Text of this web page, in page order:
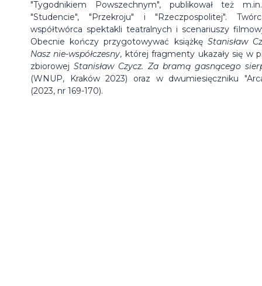
"Tygodnikiem Powszechnym", publikował też
"Studencie", "Przekroju" i "Rzeczpospolitej".
współtwórca spektakli teatralnych i scenariuszy
Obecnie kończy przygotowywać książkę Stanisław
Nasz nie-współczesny, której fragmenty ukazały się w
zbiorowejStanisław Czycz. Za bramą gasnącego
(WNUP, Kraków 2023) oraz w dwumiesięczniku
(2023, nr 169-170).